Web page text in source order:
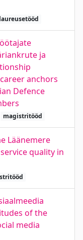
ja
anchors
Defence
magistritööd
Läänemere
quality in
of the
media